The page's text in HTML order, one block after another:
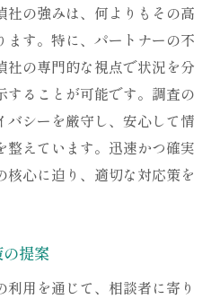
社の強みは、何よりもその高
ます。特に、パートナーの不
社の専門的な視点で状況を分
することが可能です。調査の
バシーを厳守し、安心して情
整えています。迅速かつ確実
核心に迫り、適切な対応策を
提案
用を通じて、相談者に寄り